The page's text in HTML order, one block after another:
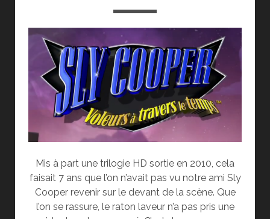
Mis à part une trilogie HD sortie en 2010, cela
faisait 7 ans que l’on n’avait pas vu notre ami Sly
Cooper revenir sur le devant de la scène. Que
l’on se rassure, le raton laveur n’a pas pris une